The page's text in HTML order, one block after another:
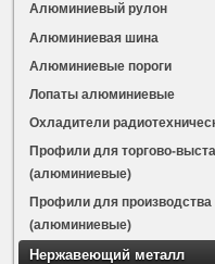
Алюминиевый рулон
Алюминиевая шина
Алюминиевые пороги
Лопаты алюминиевые
Охладители
Профили для торгово-
(алюминиевые)
Профили для
(алюминиевые)
Нержавеющий металл